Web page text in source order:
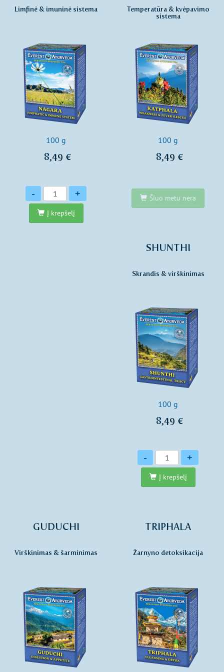
Limfinė & imuninė sistema
100 g
8,49 €
- +
Į krepšelį
Temperatūra & kvėpavimo
sistema
100 g
8,49 €
Šiuo metu nėra
SHUNTHI
Skrandis & virškinimas
100 g
8,49 €
Kiekis
- +
Į krepšelį
GUDUCHI
Virškinimas & šarminimas
TRIPHALA
Žarnyno detoksikacija